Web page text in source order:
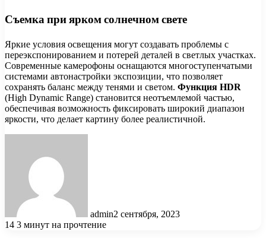
Съемка при ярком солнечном свете
Яркие условия освещения могут создавать проблемы с
переэкспонированием и потерей деталей в светлых участках.
Современные камерофоны оснащаются многоступенчатыми
системами автонастройки экспозиции, что позволяет
сохранять баланс между тенями и светом. Функция HDR
(High Dynamic Range) становится неотъемлемой частью,
обеспечивая возможность фиксировать широкий диапазон
яркости, что делает картину более реалистичной.
admin2 сентября, 2023
14 3 минут на прочтение